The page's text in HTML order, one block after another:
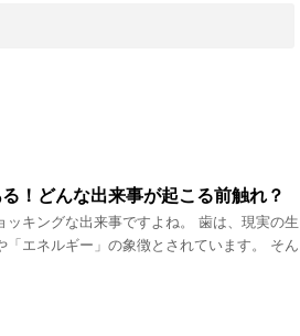
！どんな出来事が起こる前触れ？
キングな出来事ですよね。 歯は、現実の生
エネルギー」の象徴とされています。 そん